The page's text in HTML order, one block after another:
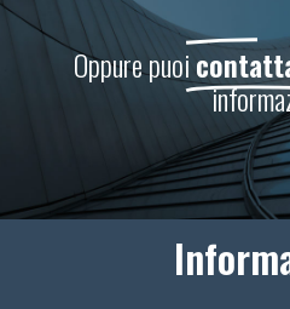
Oppure puoi